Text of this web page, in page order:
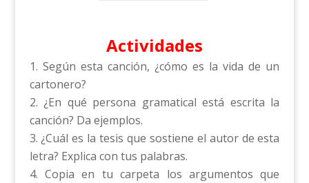
Actividades
Según esta canción, ¿cómo es la vida de un
cartonero?
¿En qué persona gramatical está escrita la
canción? Da ejemplos.
¿Cuál es la tesis que sostiene el autor de esta
letra? Explica con tus palabras.
Copia en tu carpeta los argumentos que